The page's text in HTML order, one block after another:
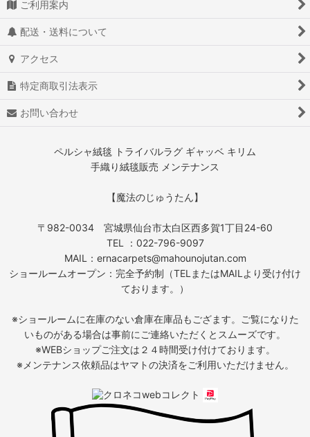
ご利用案内
配送・送料について
アクセス
特定商取引法表示
お問い合わせ
ペルシャ絨毯 トライバルラグ ギャッベ キリム
手織り絨毯販売 メンテナンス
【魔法のじゅうたん】
〒982-0034 宮城県仙台市太白区西多賀1丁目24-60
TEL ：022-796-9097
MAIL：ernacarpets@mahounojutan.com
ショールームオープン：完全予約制（TELまたはMAILより受け付け
ております。）
※ショールームに在庫のない倉庫在庫品もござます。ご覧になりた
いものがある場合は事前にご連絡いただくとスムーズです。
※WEBショップご注文は２４時間受け付けております。
※メンテナンス依頼品はヤマトの決済をご利用いただけません。